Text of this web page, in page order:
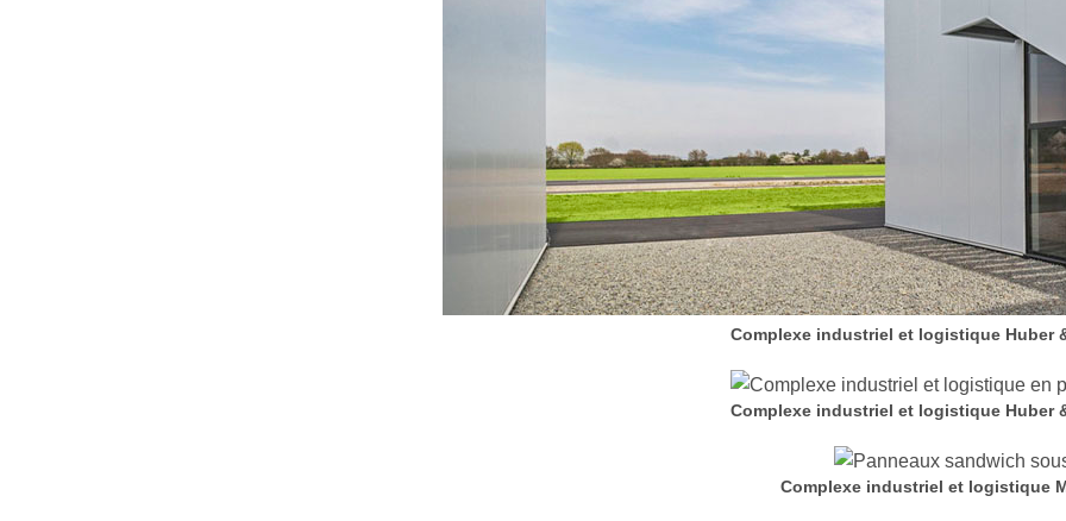
Complexe industriel et logistique Huber
Complexe industriel et logistique Huber
Complexe industriel et logistique